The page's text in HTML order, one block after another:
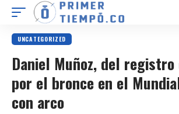
UNCATEGORIZED
Daniel Muñoz, del
por el bronce en el
con arco